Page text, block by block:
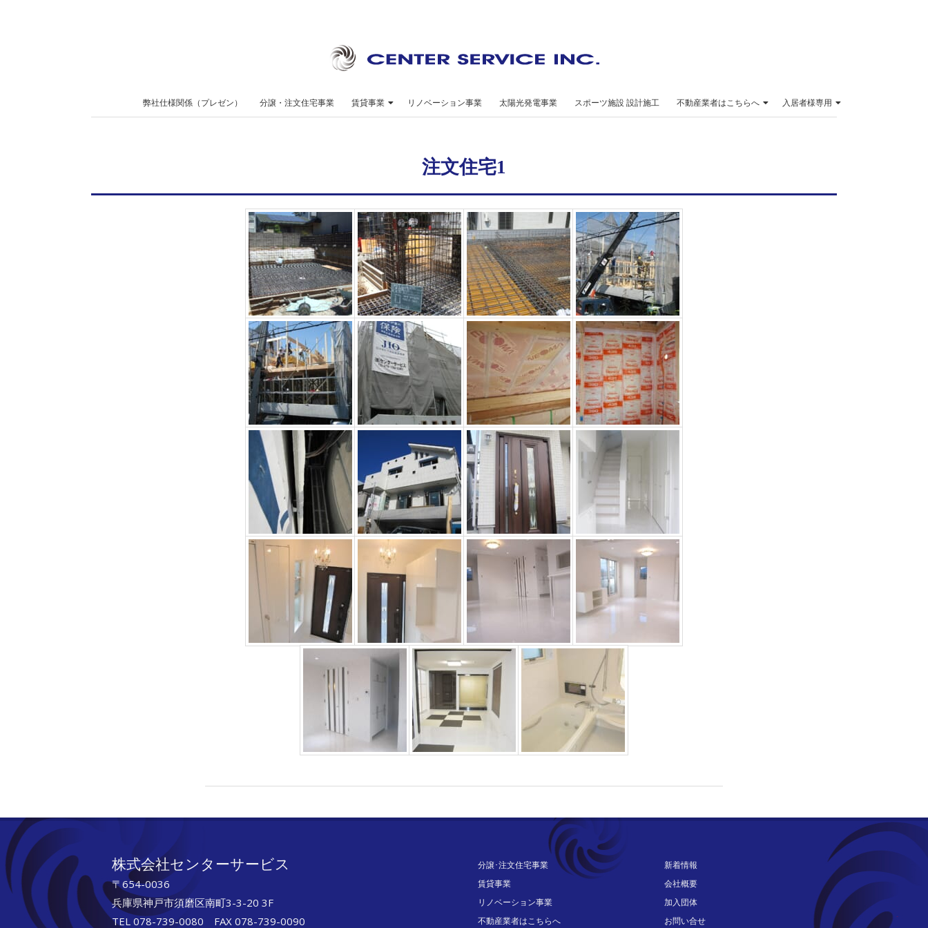
セ
ン
タ
サ
ー
ビ
ス
Navigation
弊社仕様関係（プレゼン） 分譲・注文住宅事業 賃貸事業 リノベーション事業 太陽光発電事業 スポーツ施設 設計施工 不動産業者はこちらへ 入居者様専用
注文住宅1
株式会社センターサービス
〒654-0036
兵庫県神戸市須磨区南町3-3-20 3F
TEL 078-739-0080 FAX 078-739-0090
分譲･注文住宅事業
賃貸事業
リノベーション事業
不動産業者はこちらへ
新着情報
会社概要
加入団体
お問い合せ